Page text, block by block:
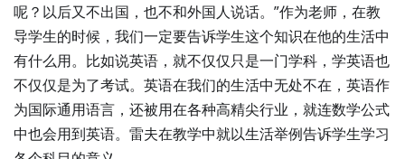
呢？以后又不出国，也不和外国人说话。”作为老师，在教
导学生的时候，我们一定要告诉学生这个知识在他的生活中
有什么用。比如说英语，就不仅仅只是一门学科，学英语也
不仅仅是为了考试。英语在我们的生活中无处不在，英语作
为国际通用语言，还被用在各种高精尖行业，就连数学公式
中也会用到英语。雷夫在教学中就以生活举例告诉学生学习